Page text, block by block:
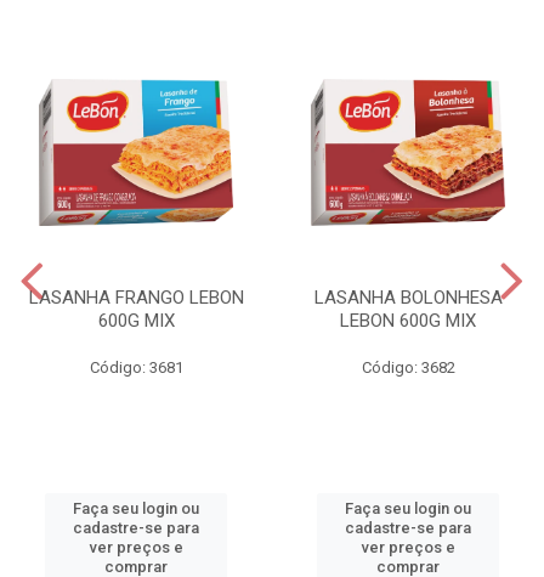
LASANHA FRANGO LEBON
600G MIX
Código: 3681
Faça seu login ou
cadastre-se para
ver preços e
comprar
LASANHA BOLONHESA
LEBON 600G MIX
Código: 3682
Faça seu login ou
cadastre-se para
ver preços e
comprar